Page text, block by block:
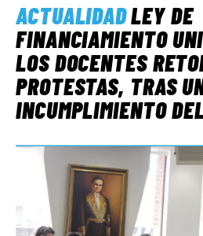
ACTUALIDADLEY DE
FINANCIAMIENTO
LOS DOCENTES
PROTESTAS, TRAS
INCUMPLIMIENTO